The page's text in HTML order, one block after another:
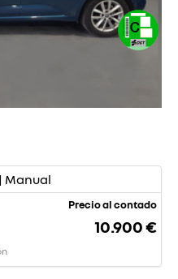
Manual
Precio al contado
10.900 €